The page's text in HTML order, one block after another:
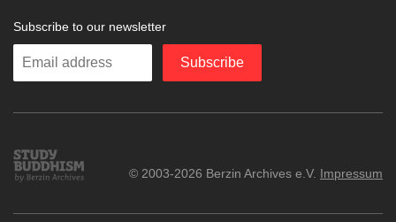
Subscribe to our newsletter
Enter
Subscribe
Study
Buddhism
© 2003-2026 Berzin Archives e.V. Impressum